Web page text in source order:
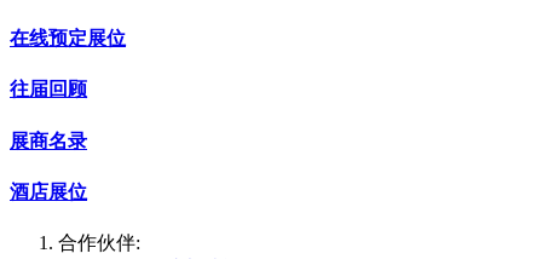
在线预定展位
往届回顾
展商名录
酒店展位
合作伙伴: